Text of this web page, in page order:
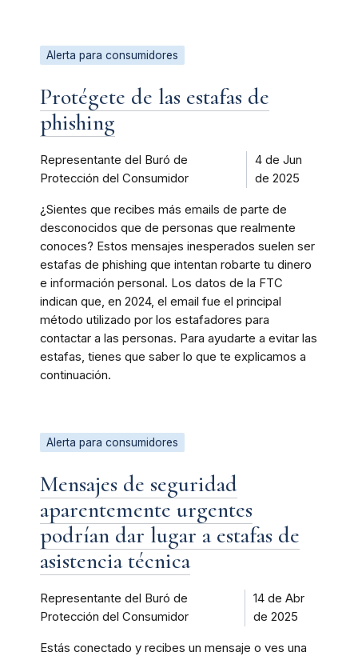
Alerta para consumidores
Protégete de las estafas de
phishing
Representante del Buró de
Protección del Consumidor
4 de Jun
de 2025
¿Sientes que recibes más emails de parte de
desconocidos que de personas que realmente
conoces? Estos mensajes inesperados suelen ser
estafas de phishing que intentan robarte tu dinero
e información personal. Los datos de la FTC
indican que, en 2024, el email fue el principal
método utilizado por los estafadores para
contactar a las personas. Para ayudarte a evitar las
estafas, tienes que saber lo que te explicamos a
continuación.
Alerta para consumidores
Mensajes de seguridad
aparentemente urgentes
podrían dar lugar a estafas de
asistencia técnica
Representante del Buró de
Protección del Consumidor
14 de Abr
de 2025
Estás conectado y recibes un mensaje o ves una